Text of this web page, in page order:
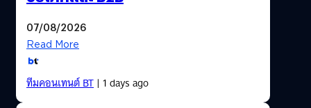
07/08/2026
Read More
ทีมคอนเทนต์ BT| 1 days ago